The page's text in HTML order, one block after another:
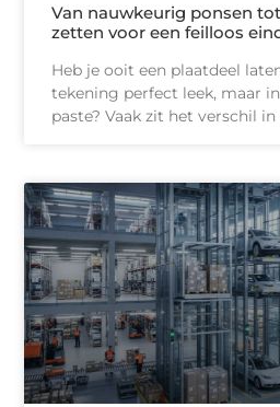
Van nauwkeurig ponsen
zetten voor een feilloos
Heb je ooit een plaatdeel
tekening perfect leek, maar
paste? Vaak zit het verschil